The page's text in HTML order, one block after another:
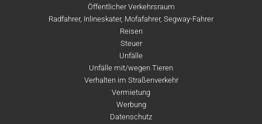
Öffentlicher Verkehrsraum
Radfahrer, Inlineskater, Mofafahrer, Segway-Fahrer
Reisen
Steuer
Unfälle
Unfälle mit/wegen Tieren
Verhalten im Straßenverkehr
Vermietung
Werbung
Datenschutz